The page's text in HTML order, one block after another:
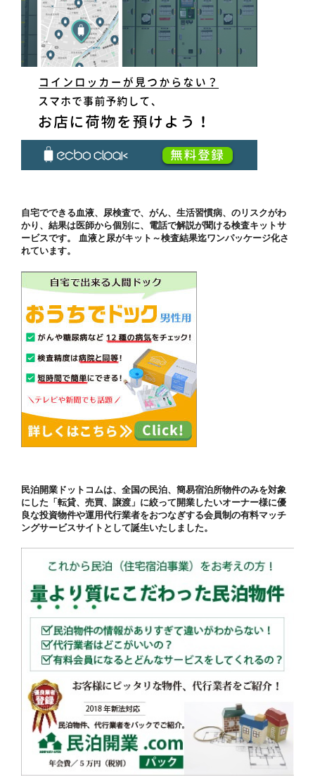
自宅でできる血液、尿検査で、がん、生活習慣病、のリスクがわ
かり、結果は医師から個別に、電話で解説が聞ける検査キットサ
ービスです。 血液と尿がキット～検査結果迄ワンパッケージ化さ
れています。
民泊開業ドットコムは、全国の民泊、簡易宿泊所物件のみを対象
にした「転貸、売買、譲渡」に絞って開業したいオーナー様に優
良な投資物件や運用代行業者をおつなぎする会員制の有料マッチ
ングサービスサイトとして誕生いたしました。